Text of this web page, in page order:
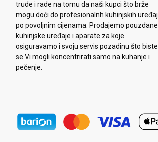
trude i rade na tomu da naši kupci što brže
mogu doći do profesionalnh kuhinjskih
po povoljnim cijenama. Prodajemo pouzdane
kuhinjske uređaje i aparate za koje
osiguravamo i svoju servis pozadinu što biste
se Vi mogli koncentrirati samo na kuhanje i
pečenje.